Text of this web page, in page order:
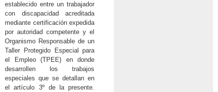
establecido entre un trabajador
con discapacidad acreditada
mediante certificación expedida
por autoridad competente y el
Organismo Responsable de un
Taller Protegido Especial para
el Empleo (TPEE) en donde
desarrollen los trabajos
especiales que se detallan en
el artículo 3º de la presente.